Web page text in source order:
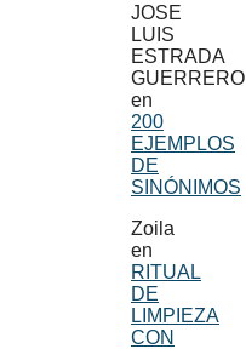
JOSE
LUIS
ESTRADA
GUERRERO
en
200
EJEMPLOS
DE
SINÓNIMOS
Zoila
en
RITUAL
DE
LIMPIEZA
CON